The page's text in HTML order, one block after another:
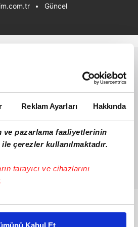
Reklam Ayarları Hakkında
ve pazarlama faaliyetlerinin
çerezler kullanılmaktadır.
tarayıcı ve cihazlarını
halinde sizlere özel
Kabul Et
Güncel